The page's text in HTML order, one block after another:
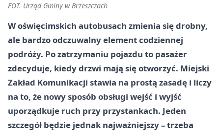
FOT. Urząd Gminy w Brzeszczach
W oświęcimskich autobusach zmienia się drobny,
ale bardzo odczuwalny element codziennej
podróży. Po zatrzymaniu pojazdu to pasażer
zdecyduje, kiedy drzwi mają się otworzyć. Miejski
Zakład Komunikacji stawia na prostą zasadę i liczy
na to, że nowy sposób obsługi wejść i wyjść
uporządkuje ruch przy przystankach. Jeden
szczegół będzie jednak najważniejszy – trzeba